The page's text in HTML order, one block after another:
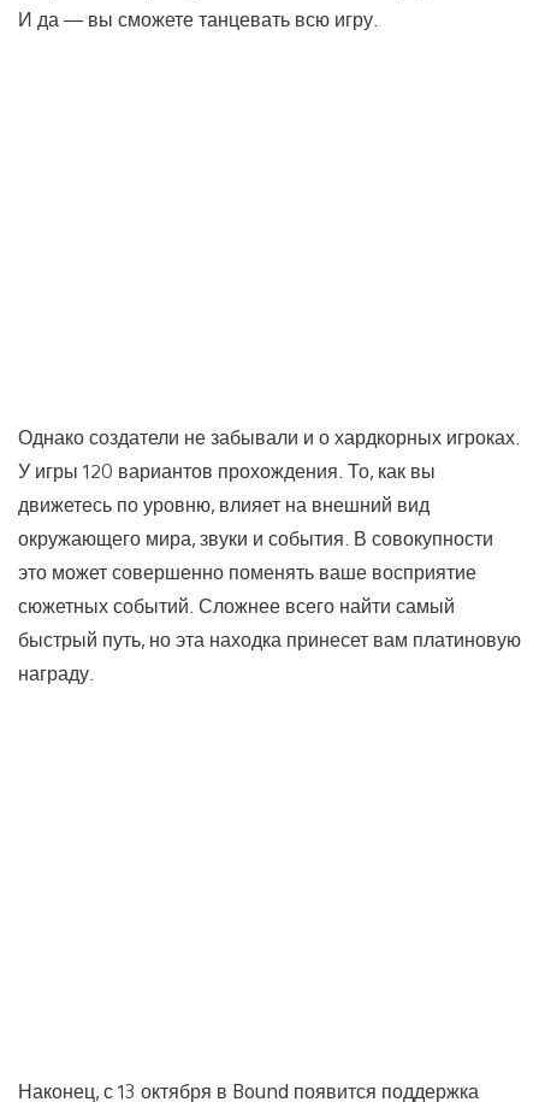
И да — вы сможете танцевать всю игру.
Однако создатели не забывали и о хардкорных игроках.
У игры 120 вариантов прохождения. То, как вы
движетесь по уровню, влияет на внешний вид
окружающего мира, звуки и события. В совокупности
это может совершенно поменять ваше восприятие
сюжетных событий. Сложнее всего найти самый
быстрый путь, но эта находка принесет вам платиновую
награду.
Наконец, с 13 октября в Bound появится поддержка